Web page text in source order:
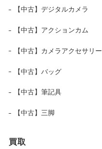
【中古】デジタルカメラ
【中古】アクションカム
【中古】カメラアクセサリー
【中古】バッグ
【中古】筆記具
【中古】三脚
買取